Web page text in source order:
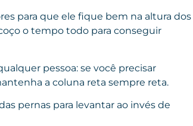
para que ele fique bem na altura dos
o tempo todo para conseguir
pessoa: se você precisar
a coluna reta sempre reta.
pernas para levantar ao invés de